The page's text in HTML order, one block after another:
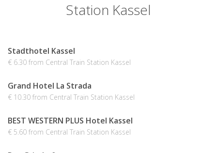
Station Kassel
Stadthotel Kassel
€ 6.30 from Central Train Station Kassel
Grand Hotel La Strada
€ 10.30 from Central Train Station Kassel
BEST WESTERN PLUS Hotel Kassel
€ 5.60 from Central Train Station Kassel